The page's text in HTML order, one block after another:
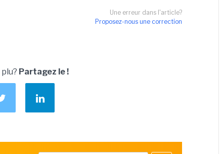
Une erreur dans l'article?
Proposez-nous une correction
Partagez le !